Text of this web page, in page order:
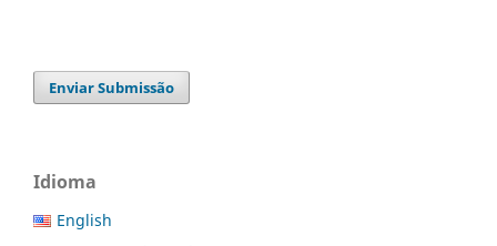
Enviar Submissão
Idioma
English